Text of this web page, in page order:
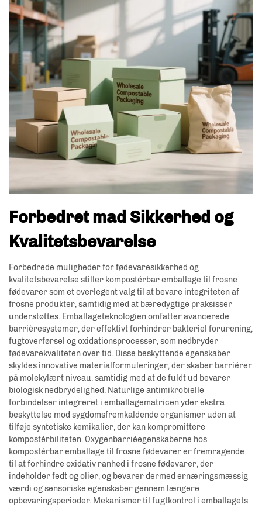
Forbedret mad Sikkerhed og
Kvalitetsbevarelse
Forbedrede muligheder for fødevaresikkerhed og
kvalitetsbevarelse stiller kompostérbar emballage til frosne
fødevarer som et overlegent valg til at bevare integriteten af
frosne produkter, samtidig med at bæredygtige praksisser
understøttes. Emballageteknologien omfatter avancerede
barrièresystemer, der effektivt forhindrer bakteriel forurening,
fugtoverførsel og oxidationsprocesser, som nedbryder
fødevarekvaliteten over tid. Disse beskyttende egenskaber
skyldes innovative materialformuleringer, der skaber barriérer
på molekylært niveau, samtidig med at de fuldt ud bevarer
biologisk nedbrydelighed. Naturlige antimikrobielle
forbindelser integreret i emballagematricen yder ekstra
beskyttelse mod sygdomsfremkaldende organismer uden at
tilføje syntetiske kemikalier, der kan kompromittere
kompostérbiliteten. Oxygenbarriéegenskaberne hos
kompostérbar emballage til frosne fødevarer er fremragende
til at forhindre oxidativ ranhed i frosne fødevarer, der
indeholder fedt og olier, og bevarer dermed ernæringsmæssig
værdi og sensoriske egenskaber gennem længere
opbevaringsperioder. Mekanismer til fugtkontrol i emballagets